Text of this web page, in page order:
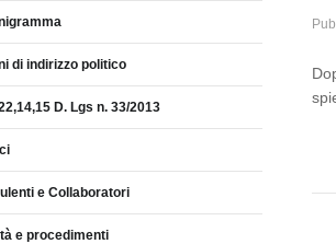
di indirizzo politico
D. Lgs n. 33/2013
e Collaboratori
e procedimenti